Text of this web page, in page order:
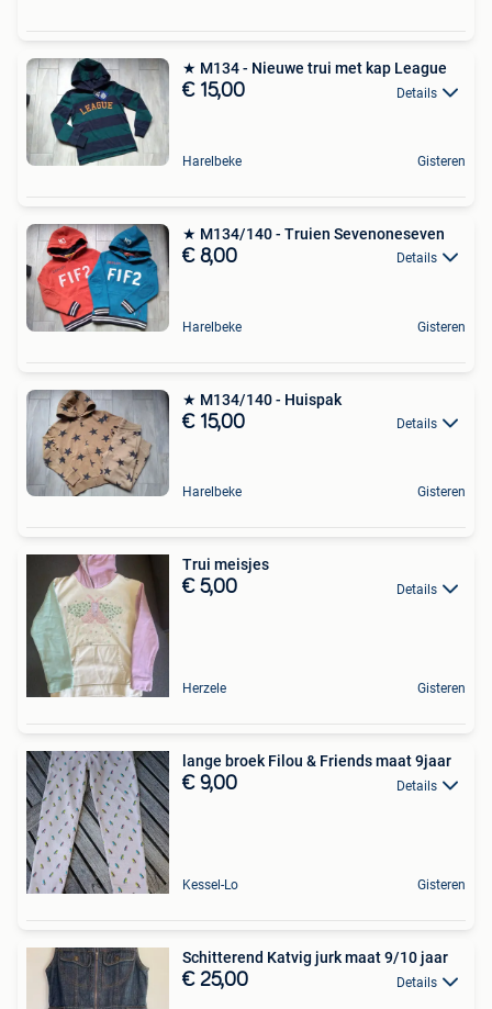
★ M134 - Nieuwe trui met kap League
€ 15,00 Details
Harelbeke Gisteren
★ M134/140 - Truien Sevenoneseven
€ 8,00 Details
Harelbeke Gisteren
★ M134/140 - Huispak
€ 15,00 Details
Harelbeke Gisteren
Trui meisjes
€ 5,00 Details
Herzele Gisteren
lange broek Filou & Friends maat 9jaar
€ 9,00 Details
Kessel-Lo Gisteren
Schitterend Katvig jurk maat 9/10 jaar
€ 25,00 Details